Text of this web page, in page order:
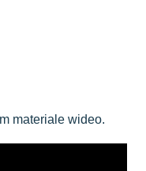
materiale wideo.